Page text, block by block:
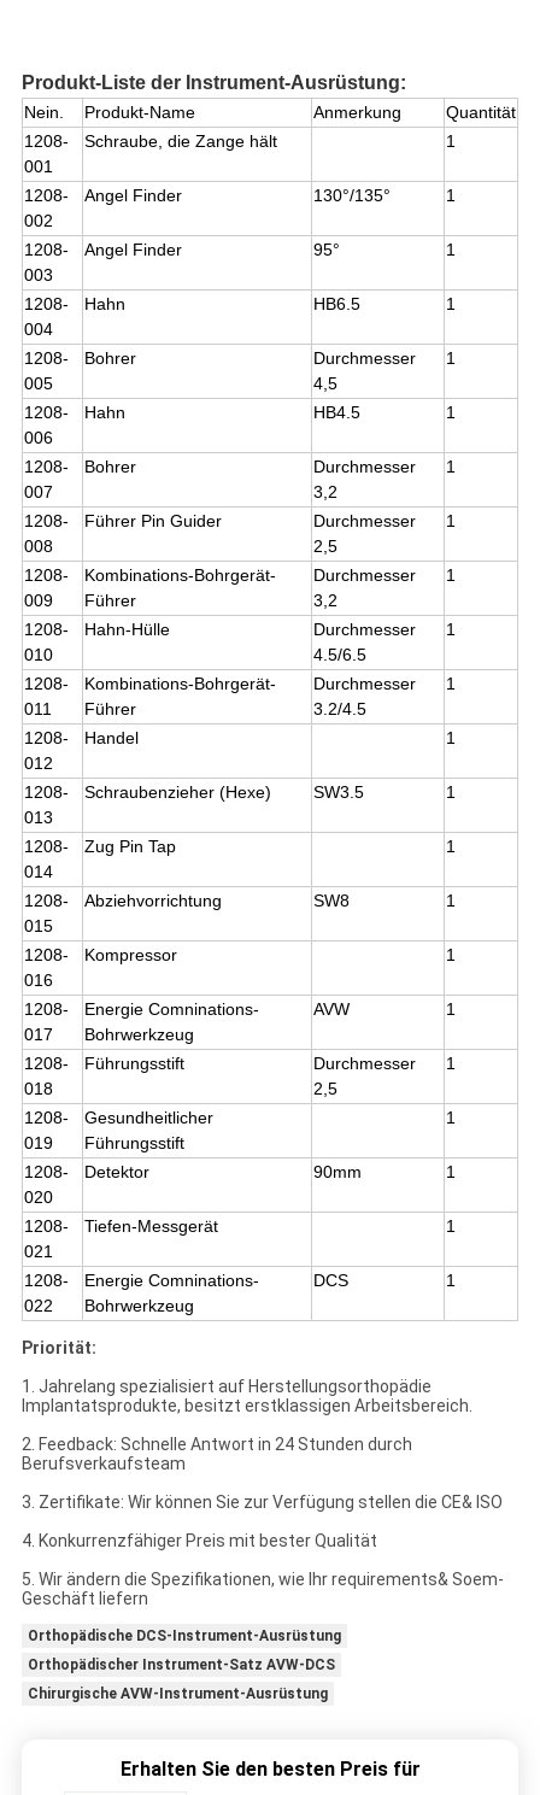
Produkt-Liste der Instrument-Ausrüstung:
Nein. Produkt-Name Anmerkung
Quantität
1208-
001
Schraube, die Zange hält 1
1208-
002
Angel Finder 130°/135° 1
1208-
003
Angel Finder 95° 1
1208-
004
Hahn HB6.5 1
1208-
005
Bohrer
Durchmesser
4,5
1
1208-
006
Hahn HB4.5 1
1208-
007
Bohrer
Durchmesser
3,2
1
1208-
008
Führer Pin Guider
Durchmesser
2,5
1
1208-
009
Kombinations-Bohrgerät-
Führer
Durchmesser
3,2
1
1208-
010
Hahn-Hülle
Durchmesser
4.5/6.5
1
1208-
011
Kombinations-Bohrgerät-
Führer
Durchmesser
3.2/4.5
1
1208-
012
Handel 1
1208-
013
Schraubenzieher (Hexe) SW3.5 1
1208-
014
Zug Pin Tap 1
1208-
015
Abziehvorrichtung SW8 1
1208-
016
Kompressor 1
1208-
017
Energie Comninations-
Bohrwerkzeug
AVW 1
1208-
018
Führungsstift
Durchmesser
2,5
1
1208-
019
Gesundheitlicher
Führungsstift
1
1208-
020
Detektor 90mm 1
1208-
021
Tiefen-Messgerät 1
1208-
022
Energie Comninations-
Bohrwerkzeug
DCS 1
Priorität:
1. Jahrelang spezialisiert auf Herstellungsorthopädie
Implantatsprodukte, besitzt erstklassigen Arbeitsbereich.
2. Feedback: Schnelle Antwort in 24 Stunden durch
Berufsverkaufsteam
3. Zertifikate: Wir können Sie zur Verfügung stellen die CE& ISO
4. Konkurrenzfähiger Preis mit bester Qualität
5. Wir ändern die Spezifikationen, wie Ihr requirements& Soem-
Geschäft liefern
Orthopädische DCS-Instrument-Ausrüstung
Orthopädischer Instrument-Satz AVW-DCS
Chirurgische AVW-Instrument-Ausrüstung
Erhalten Sie den besten Preis für